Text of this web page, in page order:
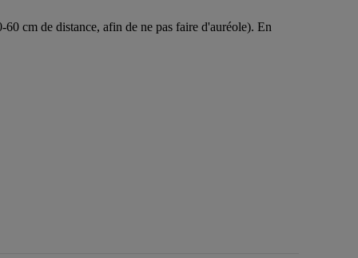
cm de distance, afin de ne pas faire d'auréole). En